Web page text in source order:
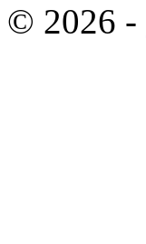
© 2026 -